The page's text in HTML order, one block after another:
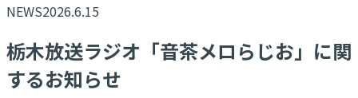
NEWS2026.6.15
栃木放送ラジオ「音茶メロらじお」に関
するお知らせ